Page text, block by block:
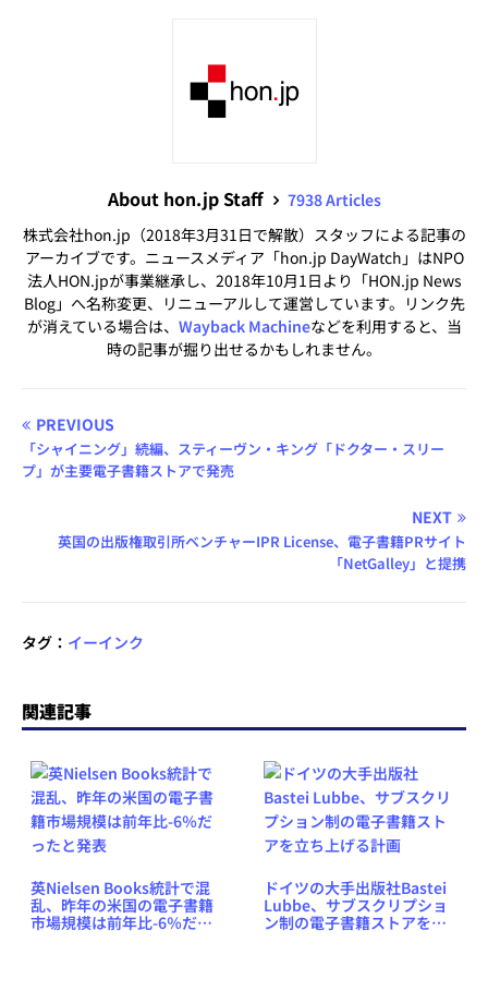
About hon.jp Staff
7938 Articles
株式会社hon.jp（2018年3月31日で解散）スタッフによる記事の
アーカイブです。ニュースメディア「hon.jp DayWatch」はNPO
法人HON.jpが事業継承し、2018年10月1日より「HON.jp News
Blog」へ名称変更、リニューアルして運営しています。リンク先
が消えている場合は、 Wayback Machineなどを利用すると、当
時の記事が掘り出せるかもしれません。
PREVIOUS
「シャイニング」続編、スティーヴン・キング「ドクター・スリー
プ」が主要電子書籍ストアで発売
NEXT
英国の出版権取引所ベンチャーIPR License、電子書籍PRサイト
「NetGalley」と提携
タグ： イーインク
関連記事
英Nielsen Books統計で混
乱、昨年の米国の電子書籍
市場規模は前年比-6％だっ
ドイツの大手出版社Bastei
Lubbe、サブスクリプショ
ン制の電子書籍ストアを立